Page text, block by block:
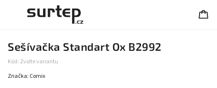
Sešívačka Standart Ox B2992
Kód: Zvolte variantu
Značka: Comix